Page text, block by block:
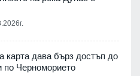
карта дава бърз достъп до
по Черноморието